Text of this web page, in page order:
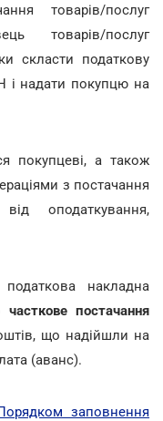
товарів/послуг
товарів/послуг
скласти податкову
і надати покупцю на
покупцеві, а також
з постачання
оподаткування,
податкова накладна
постачання
що надійшли на
(аванс).
заповнення